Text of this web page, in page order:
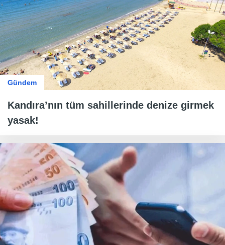
Gündem
Kandıra’nın tüm sahillerinde denize girmek
yasak!